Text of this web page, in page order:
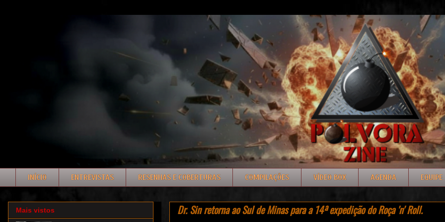
INÍCIO ENTREVISTAS RESENHAS E COBERTURAS COMPILAÇÕES VÍDEO BOX AGENDA EQUIPE
Dr. Sin retorna ao Sul de Minas para a 14ª expedição do Roça 'n' Roll.
Mais vistos